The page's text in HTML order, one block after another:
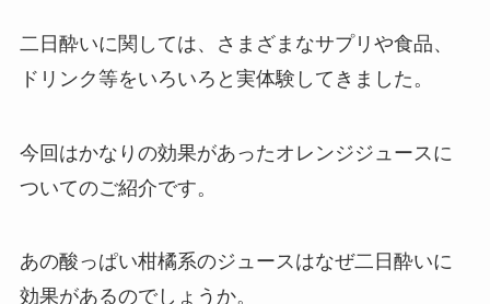
二日酔いに関しては、さまざまなサプリや食品、
ドリンク等をいろいろと実体験してきました。
今回はかなりの効果があったオレンジジュースに
ついてのご紹介です。
あの酸っぱい柑橘系のジュースはなぜ二日酔いに
効果があるのでしょうか。